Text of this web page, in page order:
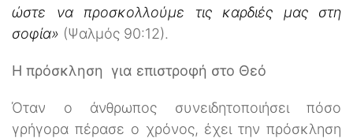
ώστε να προσκολλούμε τις καρδιές μας στη
σοφία» (Ψαλμός 90:12).
Η πρόσκληση για επιστροφή στο Θεό
Όταν ο άνθρωπος συνειδητοποιήσει πόσο
γρήγορα πέρασε ο χρόνος, έχει την πρόσκληση